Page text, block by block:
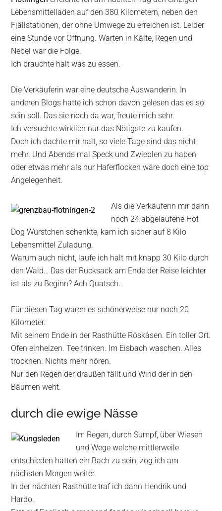
Lebensmittelladen auf den 380 Kilometern, neben den
Fjällstationen, der ohne Umwege zu erreichen ist. Leider
eine Stunde vor Öffnung. Warten in Kälte, Regen und
Nebel war die Folge.
Ich brauchte halt was zu essen.
Die Verkäuferin war eine deutsche Auswanderin. In
anderen Blogs hatte ich schon davon gelesen das es so
sein soll. Das sie noch da war, freute mich sehr.
Ich versuchte wirklich nur das Nötigste zu kaufen.
Doch ich dachte mir halt, so viele Tage sind das nicht
mehr. Und Abends mal Speck und Zwieblen zu haben
oder etwas mehr als nur Haferflocken wäre doch eine top
Angelegenheit.
Als die Verkäuferin mir dann
noch 24 abgelaufene Hot
Dog Würstchen schenkte, kam ich sicher auf 8 Kilo
Lebensmittel Zuladung.
Warum auch nicht, laufe ich halt mit knapp 30 Kilo durch
den Wald… Das der Rucksack am Ende der Reise leichter
ist als zu Beginn? Ach Quatsch…
Für diesen Tag waren es schönerweise nur noch 20
Kilometer.
Mit seinem Ende in der Rasthütte Röskåsen. Ein toller Ort.
Ofen einheizen. Tee trinken. Im Eisbach waschen. Alles
trocknen. Nichts mehr hören.
Nur den Regen der draußen fällt und Wind der in den
Bäumen weht.
durch die ewige Nässe
Im Regen, durch Sumpf, über Wiesen
und Wege welche mittlerweile
entschieden hatten ein Bach zu sein, zog ich am
nächsten Morgen weiter.
In der nächten Rasthütte traf ich dann Hendrik und
Hardo.